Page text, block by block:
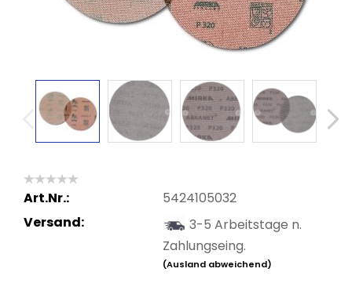
Art.Nr.:
5424105032
Versand:
3-5 Arbeitstage n.
Zahlungseing.
(Ausland abweichend)